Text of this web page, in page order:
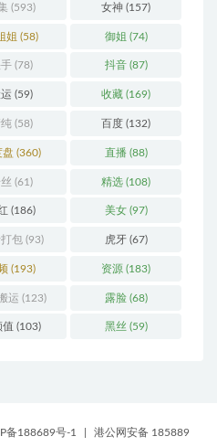
(593) 女神 (157)
姐 (58) 御姐 (74)
(78) 抖音(87)
(59) 收藏 (169)
(58) 百度 (132)
盘 (360) 直播(88)
(61) 精选 (108)
(186) 美女(97)
包(93) 虎牙(67)
(193) 资源 (183)
运 (123) 露脸(68)
值 (103) 黑丝 (59)
备188689号-1 港公网安备 185889